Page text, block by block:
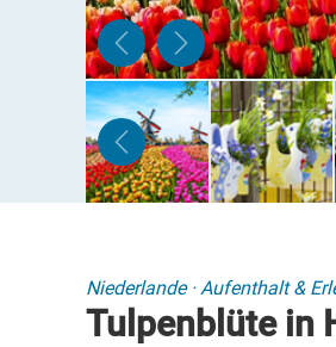
Niederlande·Aufenthalt &
Tulpenblüte in